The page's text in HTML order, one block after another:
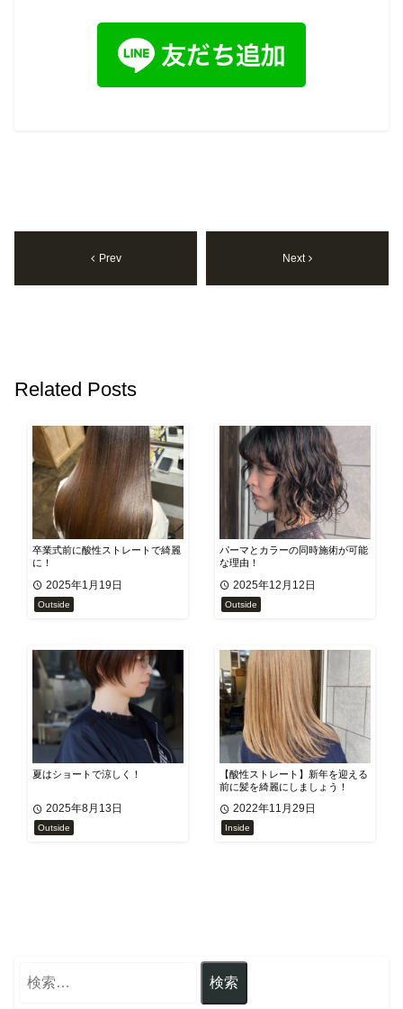
Prev Next
Related Posts
卒業式前に酸性ストレートで綺麗
に！
2025年1月19日
Outside
パーマとカラーの同時施術が可能
な理由！
2025年12月12日
Outside
夏はショートで涼しく！
2025年8月13日
Outside
【酸性ストレート】新年を迎える
前に髪を綺麗にしましょう！
2022年11月29日
Inside